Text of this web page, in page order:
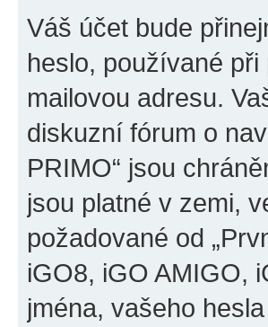
Váš účet bude
heslo, používané
mailovou adresu.
diskuzní fórum o
PRIMO“ jsou
jsou platné v zemi,
požadované od
iGO8, iGO AMIGO,
jména, vašeho